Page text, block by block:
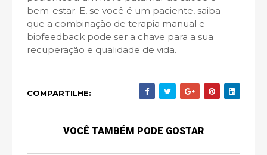
bem-estar. E, se você é um paciente, saiba
que a combinação de terapia manual e
biofeedback pode ser a chave para a sua
recuperação e qualidade de vida.
COMPARTILHE:
VOCÊ TAMBÉM PODE GOSTAR